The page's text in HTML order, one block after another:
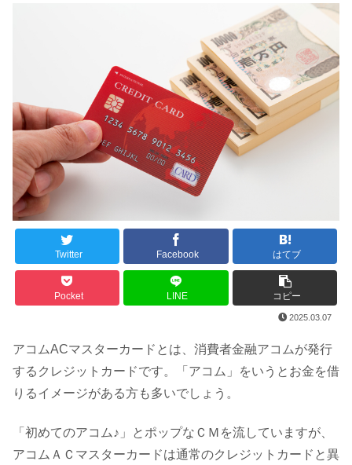
Twitter Facebook はてブ
Pocket LINE コピー
2025.03.07
アコムACマスターカードとは、消費者金融アコムが発行
するクレジットカードです。「アコム」をいうとお金を借
りるイメージがある方も多いでしょう。
「初めてのアコム♪」とポップなＣＭを流していますが、
アコムＡＣマスターカードは通常のクレジットカードと異